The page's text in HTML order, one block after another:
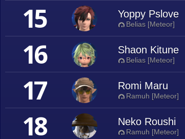
15 Yoppy Pslove
Belias [Meteor]
16 Shaon Kitune
Belias [Meteor]
17 Romi Maru
Ramuh [Meteor]
18 Neko Roushi
Ramuh [Meteor]